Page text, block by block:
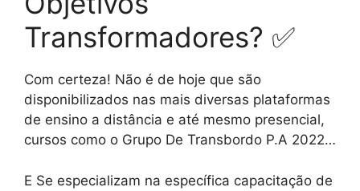
Transformadores? ✅
Com certeza! Não é de hoje que são
disponibilizados nas mais diversas plataformas
de ensino a distância e até mesmo presencial,
cursos como o Grupo De Transbordo P.A 2022…
E Se especializam na específica capacitação de